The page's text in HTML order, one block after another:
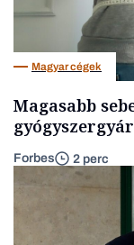
Magyar cégek
Magasabb
Forbes 2 perc